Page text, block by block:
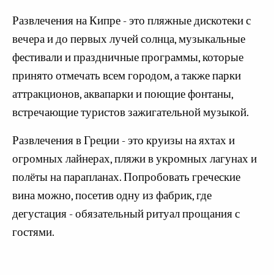
Развлечения на Кипре - это пляжные дискотеки с
вечера и до первых лучей солнца, музыкальные
фестивали и праздничные программы, которые
принято отмечать всем городом, а также парки
аттракционов, аквапарки и поющие фонтаны,
встречающие туристов зажигательной музыкой.
Развлечения в Греции - это круизы на яхтах и
огромных лайнерах, пляжи в укромных лагунах и
полёты на парапланах. Попробовать греческие
вина можно, посетив одну из фабрик, где
дегустация - обязательный ритуал прощания с
гостями.